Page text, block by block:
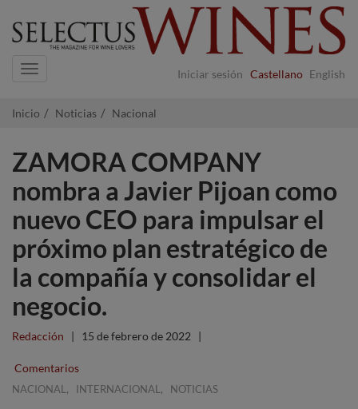
Iniciar sesión Castellano English
Navigation
Inicio Noticias Nacional
ZAMORA COMPANY
nombra a Javier Pijoan como
nuevo CEO para impulsar el
próximo plan estratégico de
la compañía y consolidar el
negocio.
Redacción | 15 de febrero de 2022 |
Comentarios
NACIONAL , INTERNACIONAL , NOTICIAS